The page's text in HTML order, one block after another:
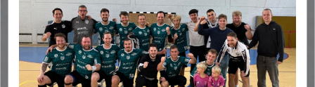
HT fördern
App/Download/Links/LIVE
HT-Shop
Tickets